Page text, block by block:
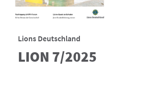
Lions Deutschland
LION 7/2025